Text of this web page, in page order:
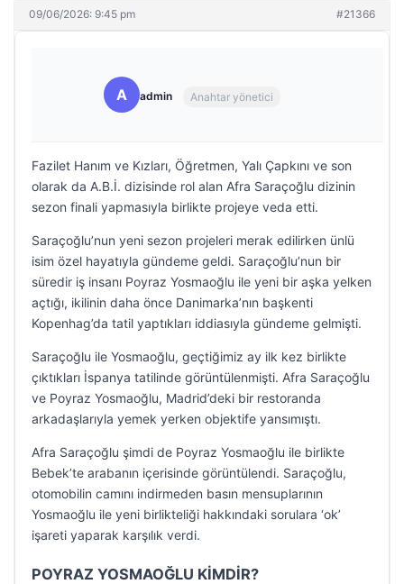
09/06/2026: 9:45 pm #21366
A admin Anahtar yönetici
Fazilet Hanım ve Kızları, Öğretmen, Yalı Çapkını ve son
olarak da A.B.İ. dizisinde rol alan Afra Saraçoğlu dizinin
sezon finali yapmasıyla birlikte projeye veda etti.
Saraçoğlu’nun yeni sezon projeleri merak edilirken ünlü
isim özel hayatıyla gündeme geldi. Saraçoğlu’nun bir
süredir iş insanı Poyraz Yosmaoğlu ile yeni bir aşka yelken
açtığı, ikilinin daha önce Danimarka’nın başkenti
Kopenhag’da tatil yaptıkları iddiasıyla gündeme gelmişti.
Saraçoğlu ile Yosmaoğlu, geçtiğimiz ay ilk kez birlikte
çıktıkları İspanya tatilinde görüntülenmişti. Afra Saraçoğlu
ve Poyraz Yosmaoğlu, Madrid’deki bir restoranda
arkadaşlarıyla yemek yerken objektife yansımıştı.
Afra Saraçoğlu şimdi de Poyraz Yosmaoğlu ile birlikte
Bebek’te arabanın içerisinde görüntülendi. Saraçoğlu,
otomobilin camını indirmeden basın mensuplarının
Yosmaoğlu ile yeni birlikteliği hakkındaki sorulara ‘ok’
işareti yaparak karşılık verdi.
POYRAZ YOSMAOĞLU KİMDİR?